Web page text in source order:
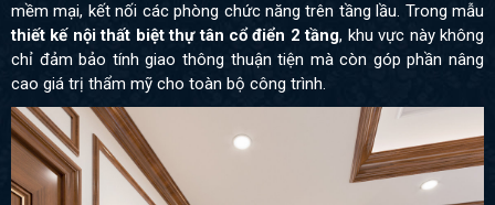
mềm mại, kết nối các phòng chức năng trên tầng lầu. Trong mẫu
thiết kế nội thất biệt thự tân cổ điển 2 tầng, khu vực này không
chỉ đảm bảo tính giao thông thuận tiện mà còn góp phần nâng
cao giá trị thẩm mỹ cho toàn bộ công trình.